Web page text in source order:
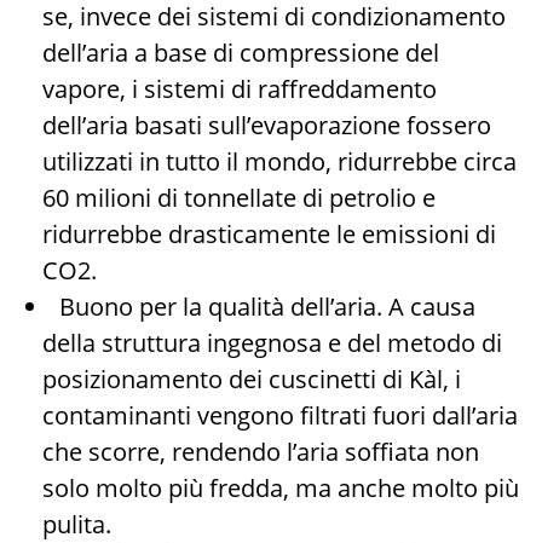
se, invece dei sistemi di condizionamento
dell’aria a base di compressione del
vapore, i sistemi di raffreddamento
dell’aria basati sull’evaporazione fossero
utilizzati in tutto il mondo, ridurrebbe circa
60 milioni di tonnellate di petrolio e
ridurrebbe drasticamente le emissioni di
CO2.
Buono per la qualità dell’aria. A causa
della struttura ingegnosa e del metodo di
posizionamento dei cuscinetti di Kàl, i
contaminanti vengono filtrati fuori dall’aria
che scorre, rendendo l’aria soffiata non
solo molto più fredda, ma anche molto più
pulita.